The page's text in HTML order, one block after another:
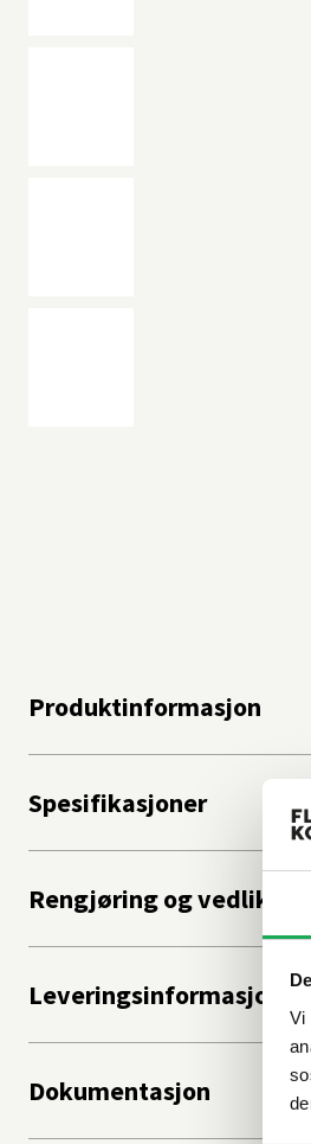
Vi
Produktinformasjon
Spesifikasjoner
Rengjøring og
Leveringsinformasjon
Dokumentasjon